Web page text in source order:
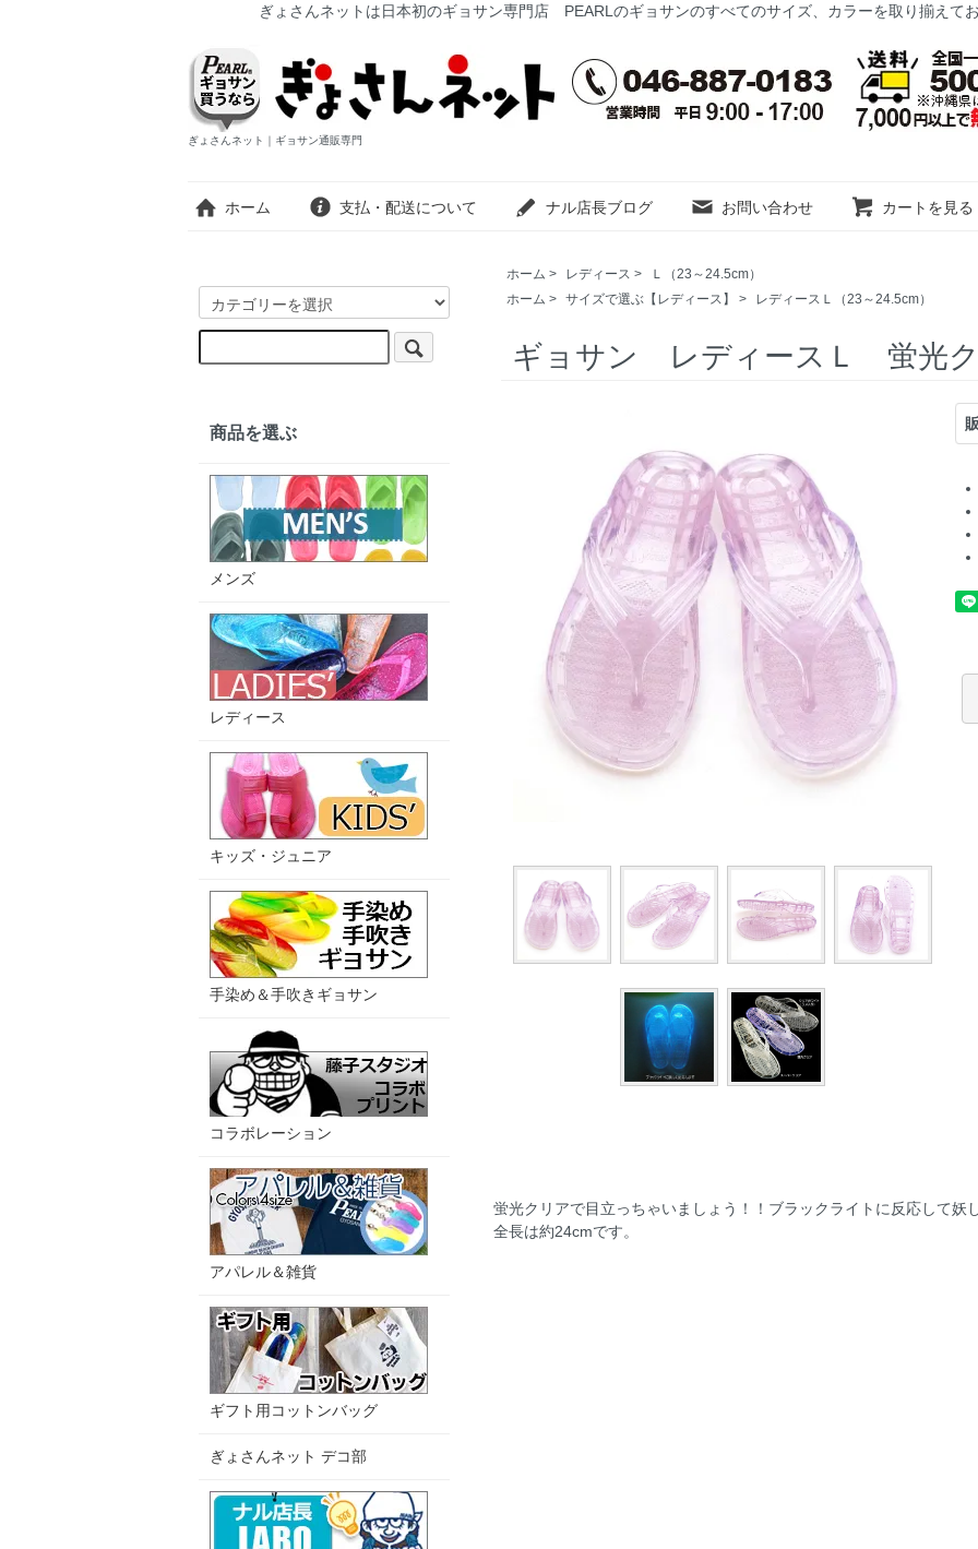
ぎょさんネットは日本初のギョサン専門店 PEARLのギョサンのすべてのサイズ、カラーを取り揃えて
ぎょさんネット｜ギョサン通販専門
ホーム 支払・配送について ナル店長ブログ お問い合わせ カートを見る
ホーム > レディース >
Ｌ（23～24.5cm）
ホーム > サイズで選ぶ【レディース】 > レディースＬ（23～24.5cm）
ギョサン レディースＬ 蛍光
蛍光クリアで目立っちゃいましょう！！ブラックライトに反応して妖
全長は約24cmです。
商品を選ぶ
メンズ
レディース
キッズ・ジュニア
手染め＆手吹きギョサン
コラボレーション
アパレル＆雑貨
ギフト用コットンバッグ
ぎょさんネット デコ部